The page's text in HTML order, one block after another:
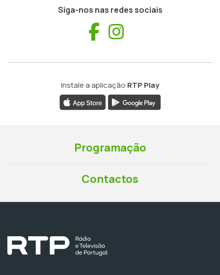
Siga-nos nas redes sociais
Facebook
Instale a aplicação RTP Play
Programação
Contactos